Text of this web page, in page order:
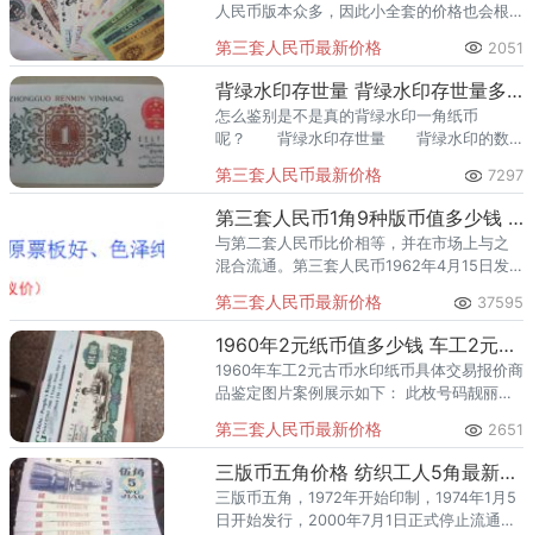
人民币版本众多，因此小全套的价格也会根
异。拥有着大市场空间的第三套人民币小全
套，在未来一定会有好的前景。
第三套人民币最新价格 2051
背绿水印存世量 背绿水印存世量多少及真伪鉴别
怎么鉴别是不是真的背绿水印一角纸币
呢？ 背绿水印存世量 背绿水印的数
数是旧品，而全新品相的估计还不足千张。
第三套人民币最新价格 7297
第三套人民币1角9种版币值多少钱 三版一角纸币价格大全
与第二套人民币比价相等，并在市场上与之
混合流通。第三套人民币1962年4月15日发
通，前后历时38年。
第三套人民币最新价格 37595
1960年2元纸币值多少钱 车工2元古币水印最新价格
1960年车工2元古币水印纸币具体交易报价商
品鉴定图片案例展示如下： 此枚号码靓丽、
的市场回收成交价为1400元。
第三套人民币最新价格 2651
三版币五角价格 纺织工人5角最新价格
三版币五角，1972年开始印制，1974年1月5
日开始发行，2000年7月1日正式停止流通。